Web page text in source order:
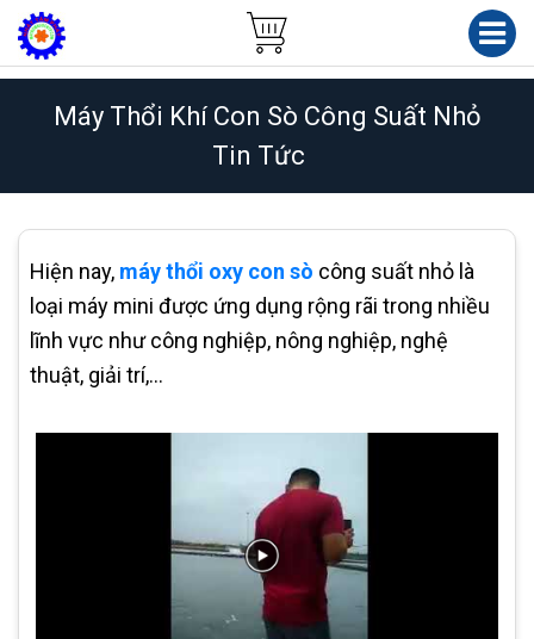
Máy Thổi Khí Con Sò Công Suất Nhỏ
Tin Tức
Hiện nay, máy thổi oxy con sò công suất nhỏ là
loại máy mini được ứng dụng rộng rãi trong nhiều
lĩnh vực như công nghiệp, nông nghiệp, nghệ
thuật, giải trí,…